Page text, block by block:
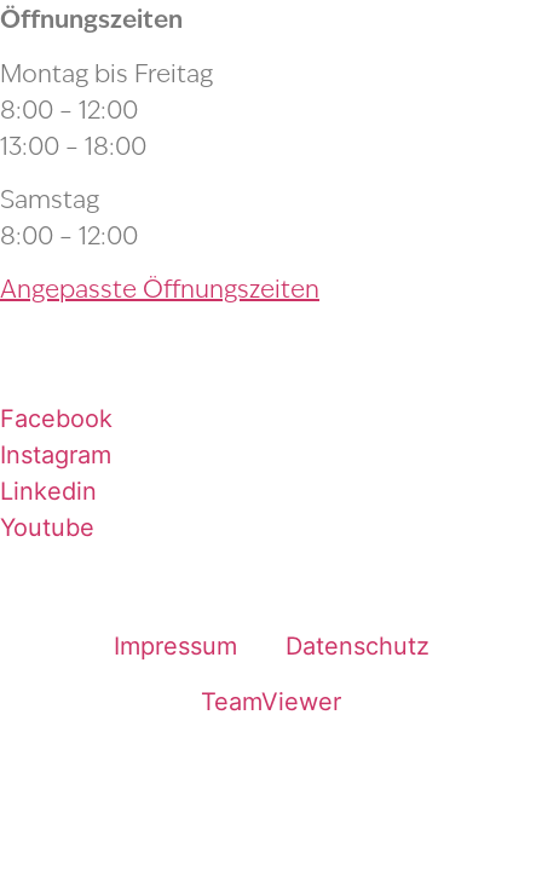
Öffnungszeiten
Montag bis Freitag
8:00 – 12:00
13:00 – 18:00
Samstag
8:00 – 12:00
Angepasste Öffnungszeiten
Facebook
Instagram
Linkedin
Youtube
Impressum
Datenschutz
TeamViewer